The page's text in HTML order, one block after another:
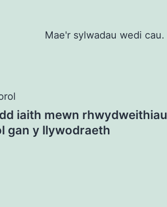
Mae'r sylwadau wedi cau.
iaith mewn rhwydweithiau
gan y llywodraeth